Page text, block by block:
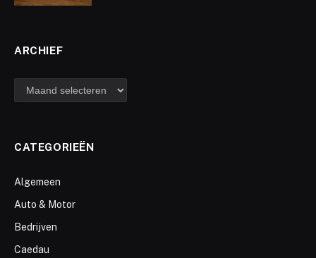
ARCHIEF
archief
CATEGORIEËN
Algemeen
Auto & Motor
Bedrijven
Caedau